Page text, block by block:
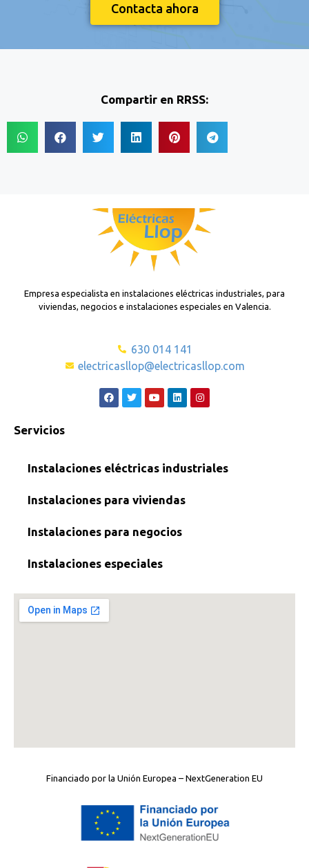
Contacta ahora
Compartir en RRSS:
Empresa especialista en instalaciones eléctricas industriales, para
viviendas, negocios e instalaciones especiales en Valencia.
630 014 141
electricasllop@electricasllop.com
Servicios
Instalaciones eléctricas industriales
Instalaciones para viviendas
Instalaciones para negocios
Instalaciones especiales
Financiado por la Unión Europea – NextGeneration EU